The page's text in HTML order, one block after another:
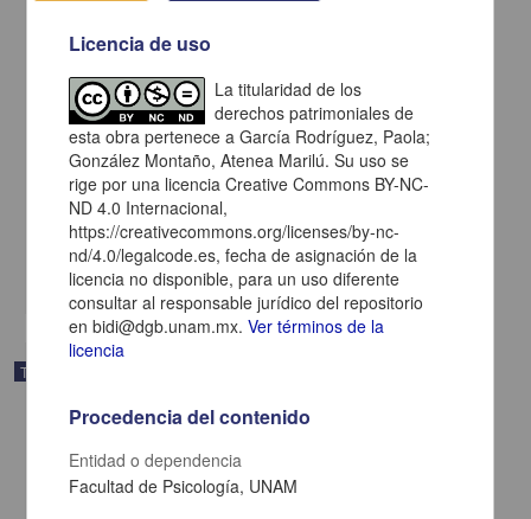
Estrategia de obtención y mantenimiento del oficio de
reconocimiento de un medicamento huérfano
Cerqueda Pereda, Juan Carlos
Biología y Química,Medicina y Ciencias de la Salud
Trabajo de grado
Licencia de uso
La titularidad de los
derechos patrimoniales de
esta obra pertenece a García Rodríguez, Paola;
González Montaño, Atenea Marilú. Su uso se
rige por una licencia Creative Commons BY-NC-
ND 4.0 Internacional,
https://creativecommons.org/licenses/by-nc-
nd/4.0/legalcode.es, fecha de asignación de la
licencia no disponible, para un uso diferente
consultar al responsable jurídico del repositorio
en bidi@dgb.unam.mx.Ver términos de la
licencia
Procedencia del contenido
Entidad o dependencia
Facultad de Psicología, UNAM